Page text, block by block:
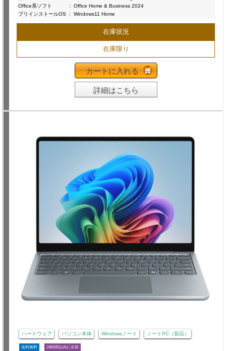
Office系ソフト
:
Office Home & Business 2024
プリインストールOS : Windows11 Home
在庫状況
在庫限り
カートに入れる
詳細はこちら
ハードウェア パソコン本体 Windowsノート ノートPC（新品）
送料無料 24時間以内に出荷